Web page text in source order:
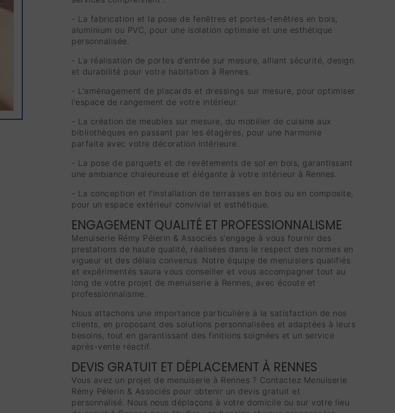
- La fabrication et la pose de fenêtres et portes-fenêtres en bois,
aluminium ou PVC, pour une isolation optimale et une esthétique
personnalisée.
- La réalisation de portes d'entrée sur mesure, alliant sécurité, design
et durabilité pour votre habitation à Rennes.
- L'aménagement de placards et dressings sur mesure, pour optimiser
l'espace de rangement de votre intérieur.
- La création de meubles sur mesure, du mobilier de cuisine aux
bibliothèques en passant par les étagères, pour une harmonie
parfaite avec votre décoration intérieure.
- La pose de parquets et de revêtements de sol en bois, garantissant
une ambiance chaleureuse et élégante à votre intérieur à Rennes.
- La conception et l'installation de terrasses en bois ou en composite,
pour un espace extérieur convivial et esthétique.
ENGAGEMENT QUALITÉ ET PROFESSIONNALISME
Menuiserie Rémy Pélerin & Associés s'engage à vous fournir des
prestations de haute qualité, réalisées dans le respect des normes en
vigueur et des délais convenus. Notre équipe de menuisiers qualifiés
et expérimentés saura vous conseiller et vous accompagner tout au
long de votre projet de menuiserie à Rennes, avec écoute et
professionnalisme.
Nous attachons une importance particulière à la satisfaction de nos
clients, en proposant des solutions personnalisées et adaptées à leurs
besoins, tout en garantissant des finitions soignées et un service
après-vente réactif.
DEVIS GRATUIT ET DÉPLACEMENT À RENNES
Vous avez un projet de menuiserie à Rennes ? Contactez Menuiserie
Rémy Pélerin & Associés pour obtenir un devis gratuit et
personnalisé. Nous nous déplaçons à votre domicile ou sur votre lieu